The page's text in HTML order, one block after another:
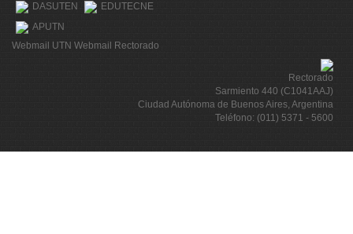
DASUTEN
EDUTECNE
APUTN
Webmail UTN Webmail Rectorado
Rectorado
Sarmiento 440 (C1041AAJ)
Ciudad Autónoma de Buenos Aires, Argentina
Teléfono: (011) 5371 - 5600